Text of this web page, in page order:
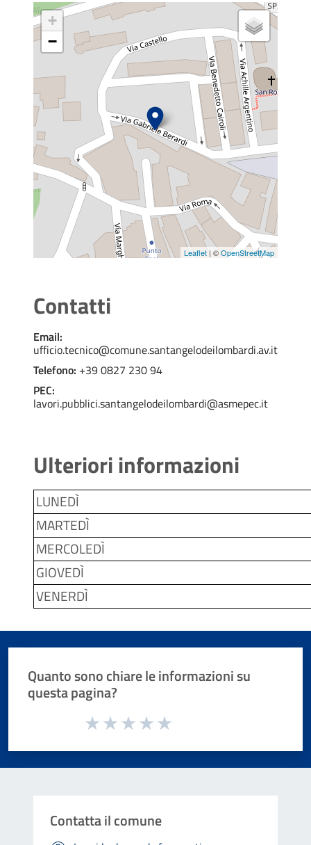
+
−
Leaflet | ©OpenStreetMap
Contatti
Email:
ufficio.tecnico@comune.santangelodeilombardi.av.it
Telefono: +39 0827 230 94
PEC:
lavori.pubblici.santangelodeilombardi@asmepec.it
Ulteriori informazioni
LUNEDÌ
MARTEDÌ
MERCOLEDÌ
GIOVEDÌ
VENERDÌ
Quanto sono chiare le informazioni su
questa pagina?
Valuta da 1 a 5 stelle la pagina
Contatta il comune